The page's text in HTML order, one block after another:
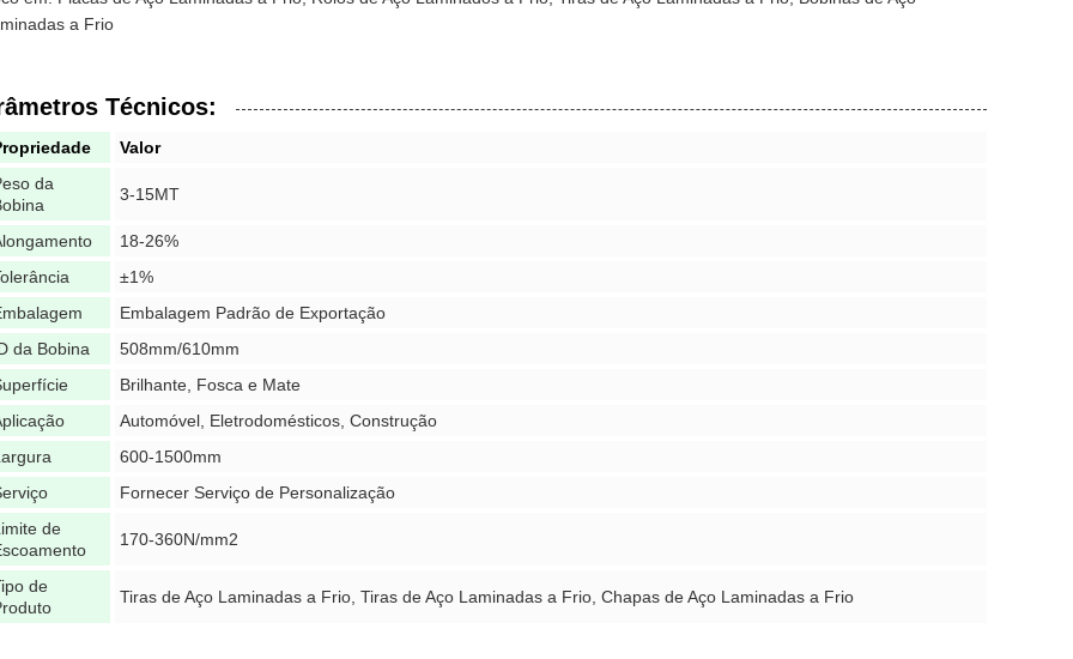
a Frio
Técnicos:
Valor
da
3-15MT
18-26%
±1%
Embalagem Padrão de Exportação
da Bobina
508mm/610mm
Brilhante, Fosca e Mate
Automóvel, Eletrodomésticos, Construção
600-1500mm
Fornecer Serviço de Personalização
de
170-360N/mm2
de
Tiras de Aço Laminadas a Frio, Tiras de Aço Laminadas a Frio, Chapas de Aço Laminadas a Frio